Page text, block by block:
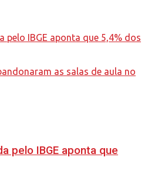
pelo IBGE aponta que